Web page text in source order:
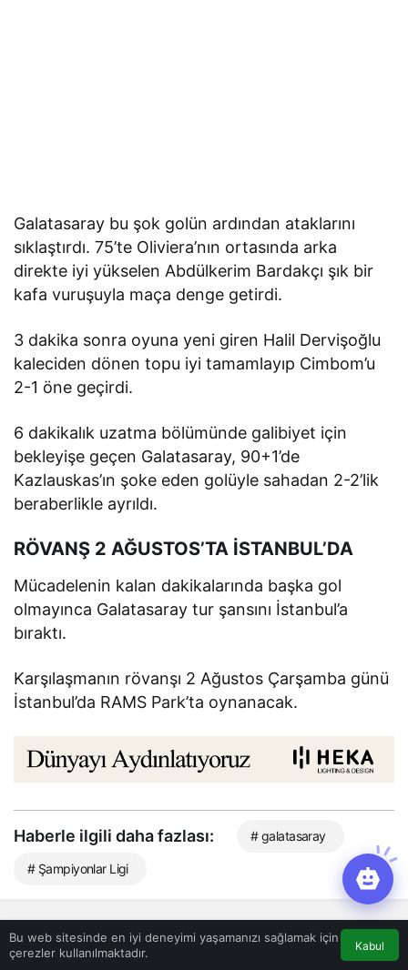
Galatasaray bu şok golün ardından ataklarını
sıklaştırdı. 75’te Oliviera’nın ortasında arka
direkte iyi yükselen Abdülkerim Bardakçı şık bir
kafa vuruşuyla maça denge getirdi.
3 dakika sonra oyuna yeni giren Halil Dervişoğlu
kaleciden dönen topu iyi tamamlayıp Cimbom’u
2-1 öne geçirdi.
6 dakikalık uzatma bölümünde galibiyet için
bekleyişe geçen Galatasaray, 90+1’de
Kazlauskas’ın şoke eden golüyle sahadan 2-2’lik
beraberlikle ayrıldı.
RÖVANŞ 2 AĞUSTOS’TA İSTANBUL’DA
Mücadelenin kalan dakikalarında başka gol
olmayınca Galatasaray tur şansını İstanbul’a
bıraktı.
Karşılaşmanın rövanşı 2 Ağustos Çarşamba günü
İstanbul’da RAMS Park’ta oynanacak.
Haberle ilgili daha fazlası: # galatasaray
# Şampiyonlar Ligi
Benzer Haberler
Bu web sitesinde en iyi deneyimi yaşamanızı sağlamak için
çerezler kullanılmaktadır.
Kabul